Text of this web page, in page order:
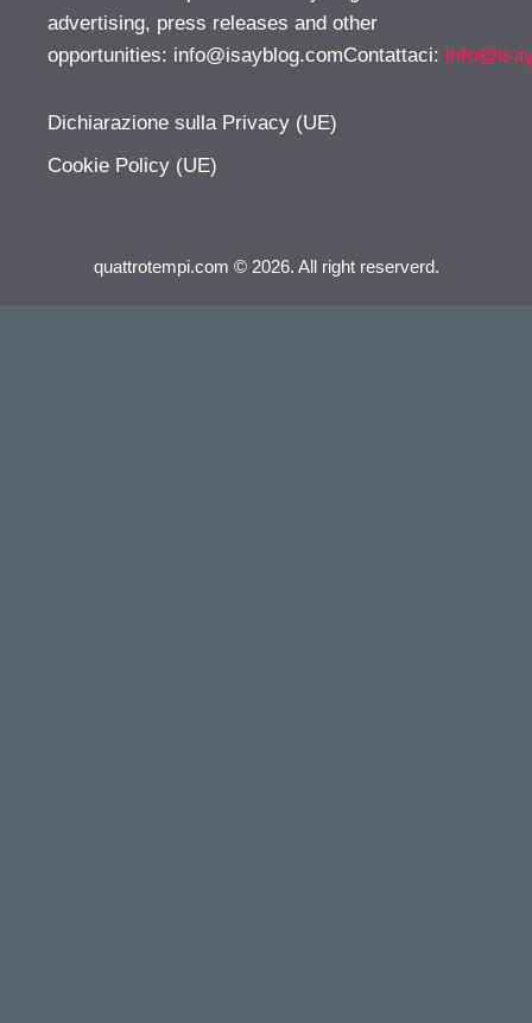
advertising, press releases and other
opportunities: info@isayblog.comContattaci:
Dichiarazione sulla Privacy (UE)
Cookie Policy (UE)
quattrotempi.com © 2026. All right reserverd.